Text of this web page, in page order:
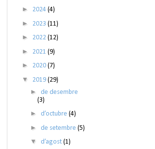
► 2024 (4)
► 2023 (11)
► 2022 (12)
► 2021 (9)
► 2020 (7)
▼ 2019 (29)
►
de desembre
(3)
► d’octubre (4)
► de setembre (5)
▼ d’agost (1)